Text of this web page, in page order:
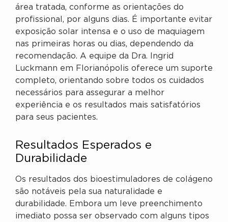
área tratada, conforme as orientações do
profissional, por alguns dias. É importante evitar
exposição solar intensa e o uso de maquiagem
nas primeiras horas ou dias, dependendo da
recomendação. A equipe da Dra. Ingrid
Luckmann em Florianópolis oferece um suporte
completo, orientando sobre todos os cuidados
necessários para assegurar a melhor
experiência e os resultados mais satisfatórios
para seus pacientes.
Resultados Esperados e
Durabilidade
Os resultados dos bioestimuladores de colágeno
são notáveis pela sua naturalidade e
durabilidade. Embora um leve preenchimento
imediato possa ser observado com alguns tipos